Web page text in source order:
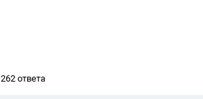
262 ответа